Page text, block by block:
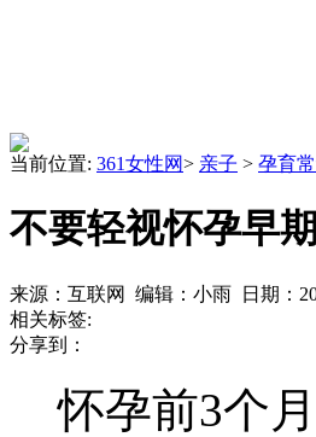
当前位置: 361女性网> 亲子 > 孕育
不要轻视怀孕早
来源：互联网 编辑：小雨 日期：
相关标签:
分享到：
怀孕前3个